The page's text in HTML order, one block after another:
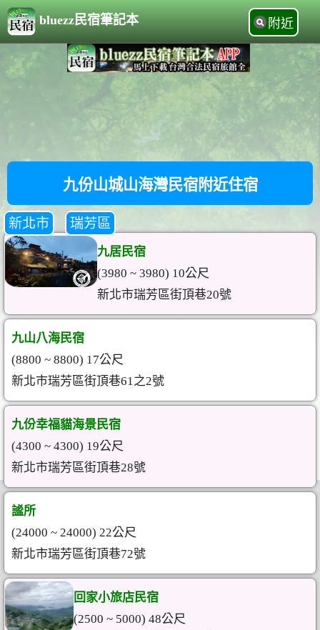
bluezz民宿筆記本 附近
九份山城山海灣民宿附近住宿
新北市 瑞芳區
九居民宿
(3980 ~ 3980) 10公尺
新北市瑞芳區街頂巷20號
九山八海民宿
(8800 ~ 8800) 17公尺
新北市瑞芳區街頂巷61之2號
九份幸福貓海景民宿
(4300 ~ 4300) 19公尺
新北市瑞芳區街頂巷28號
謐所
(24000 ~ 24000) 22公尺
新北市瑞芳區街頂巷72號
回家小旅店民宿
(2500 ~ 5000) 48公尺